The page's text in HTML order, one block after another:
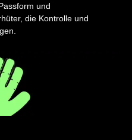
und
die Kontrolle und